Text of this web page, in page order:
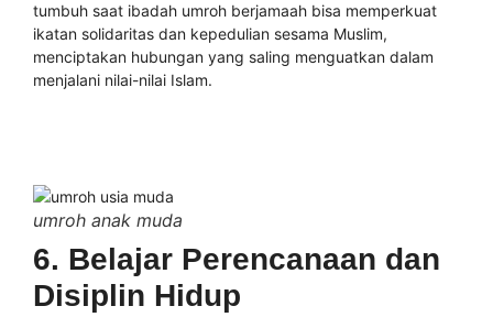
tumbuh saat ibadah umroh berjamaah bisa memperkuat
ikatan solidaritas dan kepedulian sesama Muslim,
menciptakan hubungan yang saling menguatkan dalam
menjalani nilai-nilai Islam.
umroh anak muda
6. Belajar Perencanaan dan
Disiplin Hidup